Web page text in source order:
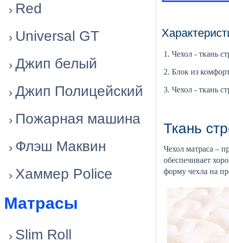
Red
Universal GT
Джип белый
Джип Полицейский
Пожарная машина
Флэш Маквин
Хаммер Police
Матрасы
Slim Roll
1. Чехол - ткань
2. Блок из
3. Чехол - ткань
Ткань
Чехол матраса –
обеспечивает
форму чехла на